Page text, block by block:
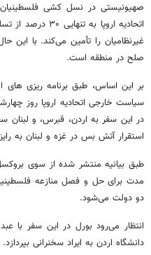
صهیونیستی در نسل کشی فلسطینیان
اتحادیه اروپا
غیرنظامیان را تأمین می‌کند. با این
صلح در منطقه است.
بر این اساس، طبق برنامهریزی های
سیاست خارجی اتحادیه اروپا روز
در این سفر به اردن، قبرس، و لبنان
استقرار آتش بس در غزه و لبنان به
طبق بیانیه منتشر شده از سوی
مدت برای حل و فصل منازعه
دو دولت می‌شود.
انتظار می‌رود بورل در این سفر با
دانشگاه اردن به ایراد سخنرانی بپردازد.